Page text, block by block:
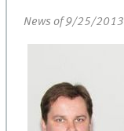
News of 9/25/2013